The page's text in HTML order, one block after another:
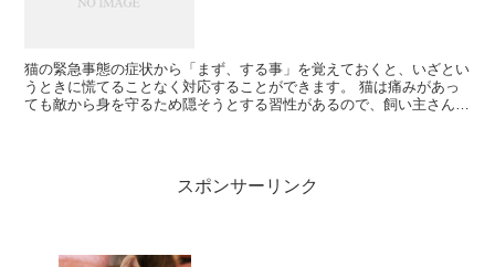
猫の緊急事態の症状から「まず、する事」を覚えておくと、いざとい
うときに慌てることなく対応することができます。 猫は痛みがあっ
ても敵から身を守るため隠そうとする習性があるので、飼い主さんが
スポンサーリンク